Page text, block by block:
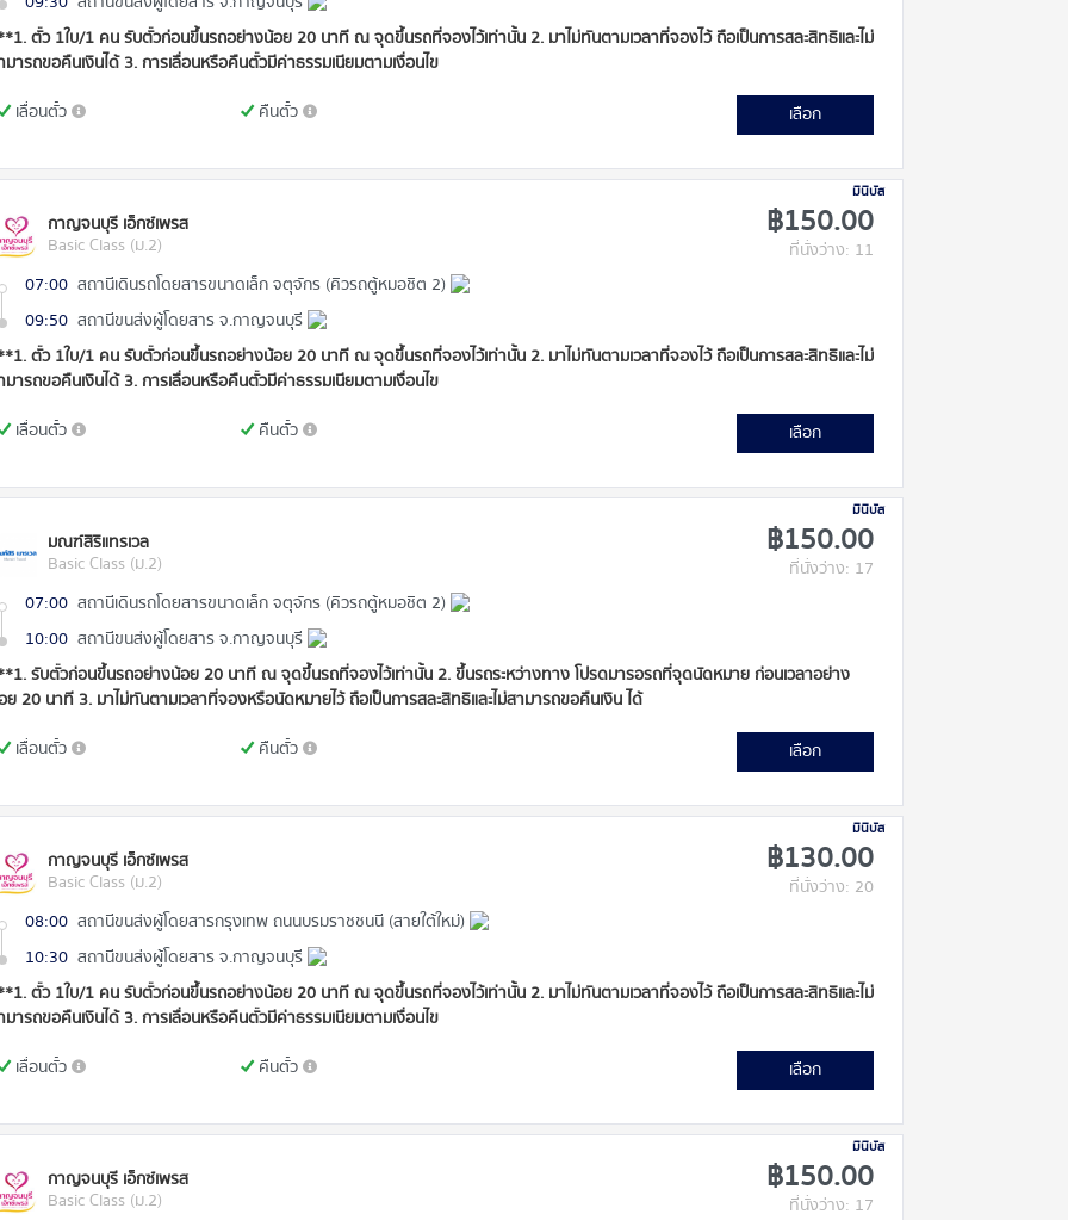
ตั๋ว 1ใบ/1 คน รับตั๋วก่อนขึ้นรถอย่างน้อย 20 นาที ณ จุดขึ้นรถที่จองไว้เท่านั้น 2. มาไม่ทันตามเวลาที่จองไว้ ถือเป็นการสละสิทธิและไม่
มารถขอคืนเงินได้ 3. การเลื่อนหรือคืนตั๋วมีค่าธรรมเนียมตามเงื่อนไข
เลื่อนตั๋ว
คืนตั๋ว เลือก
มินิบัส
กาญจนบุรี เอ็กซ์เพรส
Basic Class (ม.2)
฿150.00
ที่นั่งว่าง: 11
07:00 สถานีเดินรถโดยสารขนาดเล็ก จตุจักร (คิวรถตู้หมอชิต 2)
09:50 สถานีขนส่งผู้โดยสาร จ.กาญจนบุรี
ตั๋ว 1ใบ/1 คน รับตั๋วก่อนขึ้นรถอย่างน้อย 20 นาที ณ จุดขึ้นรถที่จองไว้เท่านั้น 2. มาไม่ทันตามเวลาที่จองไว้ ถือเป็นการสละสิทธิและไม่
มารถขอคืนเงินได้ 3. การเลื่อนหรือคืนตั๋วมีค่าธรรมเนียมตามเงื่อนไข
เลื่อนตั๋ว
คืนตั๋ว เลือก
มินิบัส
มณฑ์สิริแทรเวล
Basic Class (ม.2)
฿150.00
ที่นั่งว่าง: 17
07:00 สถานีเดินรถโดยสารขนาดเล็ก จตุจักร (คิวรถตู้หมอชิต 2)
10:00 สถานีขนส่งผู้โดยสาร จ.กาญจนบุรี
รับตั๋วก่อนขึ้นรถอย่างน้อย 20 นาที ณ จุดขึ้นรถที่จองไว้เท่านั้น 2. ขึ้นรถระหว่างทาง โปรดมารอรถที่จุดนัดหมาย ก่อนเวลาอย่าง
ย 20 นาที 3. มาไม่ทันตามเวลาที่จองหรือนัดหมายไว้ ถือเป็นการสละสิทธิและไม่สามารถขอคืนเงิน ได้
เลื่อนตั๋ว
คืนตั๋ว เลือก
มินิบัส
กาญจนบุรี เอ็กซ์เพรส
Basic Class (ม.2)
฿130.00
ที่นั่งว่าง: 20
08:00 สถานีขนส่งผู้โดยสารกรุงเทพ ถนนบรมราชชนนี (สายใต้ใหม่)
10:30 สถานีขนส่งผู้โดยสาร จ.กาญจนบุรี
ตั๋ว 1ใบ/1 คน รับตั๋วก่อนขึ้นรถอย่างน้อย 20 นาที ณ จุดขึ้นรถที่จองไว้เท่านั้น 2. มาไม่ทันตามเวลาที่จองไว้ ถือเป็นการสละสิทธิและไม่
มารถขอคืนเงินได้ 3. การเลื่อนหรือคืนตั๋วมีค่าธรรมเนียมตามเงื่อนไข
เลื่อนตั๋ว
คืนตั๋ว เลือก
มินิบัส
กาญจนบุรี เอ็กซ์เพรส
Basic Class (ม.2)
฿150.00
ที่นั่งว่าง: 17